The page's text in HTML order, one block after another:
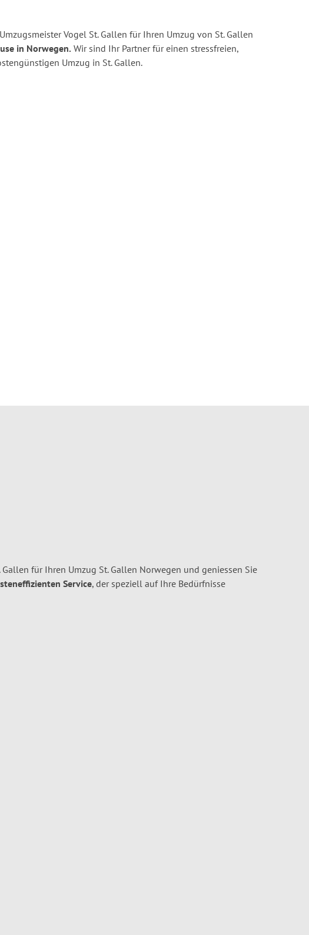
Vogel St. Gallen für Ihren Umzug von St. Gallen
in Norwegen. Wir sind Ihr Partner für einen stressfreien,
Umzug in St. Gallen.
für Ihren Umzug St. Gallen Norwegen und geniessen Sie
Service, der speziell auf Ihre Bedürfnisse